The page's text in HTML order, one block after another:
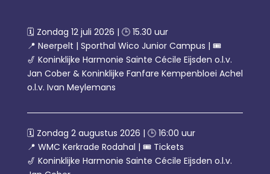
🗓️ Zondag 12 juli 2026 | 🕒 15.30 uur
📍 Neerpelt | Sporthal Wico Junior Campus | 🎟️
🎷 Koninklijke Harmonie Sainte Cécile Eijsden o.l.v.
Jan Cober & Koninklijke Fanfare Kempenbloei Achel
o.l.v. Ivan Meylemans
🗓️ Zondag 2 augustus 2026 | 🕒 16:00 uur
📍 WMC Kerkrade Rodahal | 🎟️ Tickets
🎷 Koninklijke Harmonie Sainte Cécile Eijsden o.l.v.